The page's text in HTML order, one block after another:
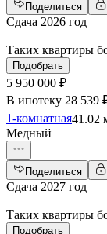
Поделиться
Сдача 2026 год
Таких квартиры
Подобрать
5 950 000 ₽
В ипотеку 28 539
1-комнатная41.02
Медный
Поделиться
Сдача 2027 год
Таких квартиры
Подобрать